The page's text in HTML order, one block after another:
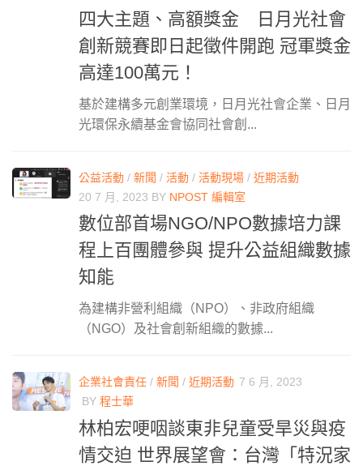
四大主題、高額獎金 日月光社會
創新競賽即日起徵件開跑 冠軍獎金
高達100萬元！
基於建構多元創業環境，日月光社會企業、日月
光環保永續基金會協同社會創...
公益活動 / 新聞 / 活動 / 活動現場 / 近期活動
20 7 月, 2023 BY NPOST 編輯室
數位部首場NGO/NPO數據培力課
程上百團體參與 提升公益組織數據
知能
為建構非營利組織（NPO）、非政府組織
（NGO）及社會創新組織的數據...
企業社會責任 / 新聞 / 近期活動 7 6 月, 2023
BY 程士華
林柏宏哽咽談東非兒童受旱災與疫
情交迫 世界展望會：台灣「特況家